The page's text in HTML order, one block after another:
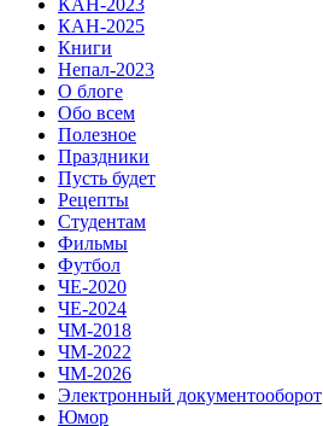
КАН-2025
Книги
Непал-2023
О блоге
Обо всем
Полезное
Праздники
Пусть будет
Рецепты
Студентам
Фильмы
Футбол
ЧЕ-2020
ЧЕ-2024
ЧМ-2018
ЧМ-2022
ЧМ-2026
Электронный документооборот
Юмор